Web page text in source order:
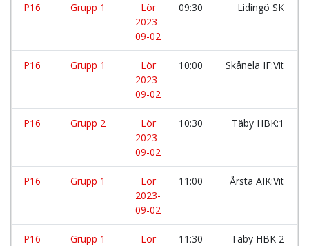
P16 Grupp 1
Lör
2023-
09-02
09:30 Lidingö SK
P16 Grupp 1
Lör
2023-
09-02
10:00 Skånela IF:Vit
P16 Grupp 2
Lör
2023-
09-02
10:30 Täby HBK:1
P16 Grupp 1
Lör
2023-
09-02
11:00 Årsta AIK:Vit
P16 Grupp 1
Lör
11:30 Täby HBK 2